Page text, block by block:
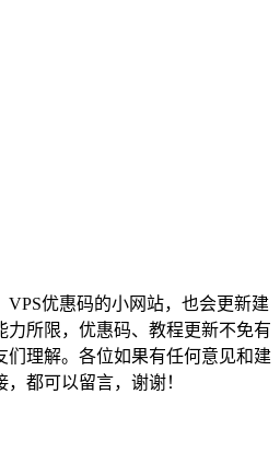
优惠码的小网站，也会更新建
力所限，优惠码、教程更新不免有
们理解。各位如果有任何意见和建
都可以留言，谢谢！